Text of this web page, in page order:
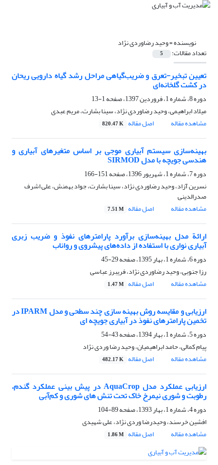
نویسنده =وحید رضاوردی نژاد
تعداد مقالات: 5
تعیین تبخیر-تعرق و ضریب‌گیاهی مراحل رشد گیاه دارویی ریحان
در کشت گلخانه‌ای
دوره 8، شماره 1، فروردین 1397، صفحه
1-13
میلاد ابراهیمی، وحید رضاوردی نژاد، سینا بشارت، مریم عبدی
مشاهده مقاله
اصل مقاله 820.47 K
بهینه‌سازی سیستم آبیاری موجی بر اساس متغیرهای آبیاری و
هندسی جویچه با مدل SIRMOD
دوره 7، شماره 1، شهریور 1396، صفحه
151-166
نسرین آزاد، وحید رضاوردی نژاد، سینا بشارت، جواد بهمنش، علی اشرف
صدرالدینی
مشاهده مقاله
اصل مقاله 7.51 M
ارائة مدل بهینه‌سازی برآورد پارامترهای نفوذ و ضریب زبری
آبیاری نواری با استفاده از داده‌های پیشروی و رواناب
دوره 6، شماره 1، بهار 1395، صفحه
29-45
رزا جنوبی، وحید رضاوردی نژاد، فریبرز عباسی
مشاهده مقاله
اصل مقاله 1.47 M
ارزیابی و مقایسه روش بهینه سازی چند سطحی و مدل IPARM در
تخمین پارامترهای نفوذ در آبیاری جویچه ای
دوره 5، شماره 1، بهار 1394، صفحه
43-54
پیام کمالی، حامد ابراهیمیان، وحید رضا وردی نژاد
مشاهده مقاله
اصل مقاله 482.17 K
ارزیابی عملکرد مدل AquaCrop در پیش بینی عملکرد گندم،
رطوبت و شوری نیمرخ خاک تحت تنش های شوری و کم‌آبی
دوره 4، شماره 1، بهار 1393، صفحه
89-104
افشین خرسند، وحیدرضا وردی نژاد، علی شهیدی
مشاهده مقاله
اصل مقاله 1.86 M